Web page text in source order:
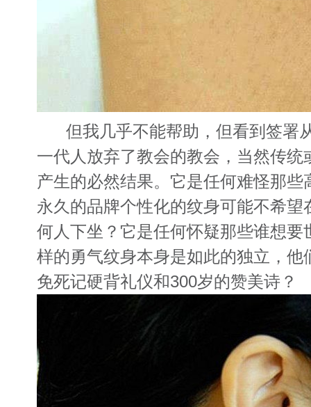
但我几乎不能帮助，但看到签署
一代人放弃了教会的教会，当然传统
产生的必然结果。它是任何难怪那些
永久的品牌个性化的纹身可能不希望
何人下坐？它是任何怀疑那些谁想要
样的勇气纹身本身是如此的独立，他
免死记硬背礼仪和300岁的赞美诗？